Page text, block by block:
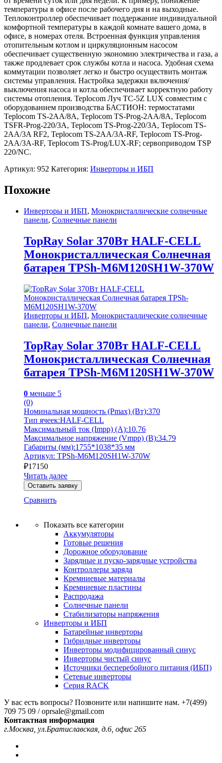
температуры в офисе после рабочего дня и на выходные.
Теплоконтроллер обеспечивает поддержание индивидуальной
комфортной температуры в каждой комнате вашего дома, в
офисе, в номерах отеля. Встроенная функция управления
отопительным котлом и циркуляционным насосом
обеспечивает существенную экономию электричества и газа, а
также продлевает срок службы котла и насоса. Удобная схема
коммутации позволяет легко и быстро осуществить монтаж
системы управления. Настройка задержки включения/
выключения насоса и котла обеспечивает корректную работу
системы отопления. Teplocom Луч TC-5Z LUX совместим с
оборудованием производства БАСТИОН: термостатами
Teplocom TS-2AA/8A, Teplocom TS-Prog-2AA/8A, Teplocom
TSFR-Prog-220/3A, Teplocom TS-Prog-220/3A, Teplocom TS-
2AA/3A RF2, Teplocom TS-2AA/3A-RF, Teplocom TS-Prog-
2AA/3A-RF, Teplocom TS-Prog/LUX-RF; сервоприводом TSP
220/NC.
Артикул: 952 Категория: Инверторы и ИБП
Похожие
Инверторы и ИБП, Монокристаллические солнечные
панели, Солнечные панели
TopRay Solar 370Вт HALF-CELL
Монокристаллическая Солнечная
батарея TPSh-M6M120SH1W-370W
Инверторы и ИБП, Монокристаллические солнечные
панели, Солнечные панели
TopRay Solar 370Вт HALF-CELL
Монокристаллическая Солнечная
батарея TPSh-M6M120SH1W-370W
0 меньше 5
(0)
Номинальная мощность (Pmax) (Вт):370
Тип ячеек:HALF-CELL
Максимальный ток (Impp) (А):10.76
Максимальное напряжение (Vmpp) (В):34.79
Габариты (мм):1755*1038*35 мм
Артикул: TPSh-M6M120SH1W-370W
₽17150
Читать далее
Оставить заявку
Сравнить
Показать все категории
Аккумуляторы
Готовые решения
Дорожное оборудование
Зарядные и пуско-зарядные устройства
Контроллеры заряда
Кремниевые материалы
Кремниевые пластины
Распродажа
Солнечные панели
Стабилизаторы напряжения
Инверторы и ИБП
Батарейные инверторы
Гибридные инверторы
Инверторы модифицированный синус
Инверторы чистый синус
Источники бесперебойного питания (ИБП)
Сетевые инверторы
Серия RACK
У вас есть вопросы? Позвоните или напишите нам. +7(499)
709 75 09 / oprsale@gmail.com
Контактная информация
г.Москва, ул.Братиславская, д.6, офис 265